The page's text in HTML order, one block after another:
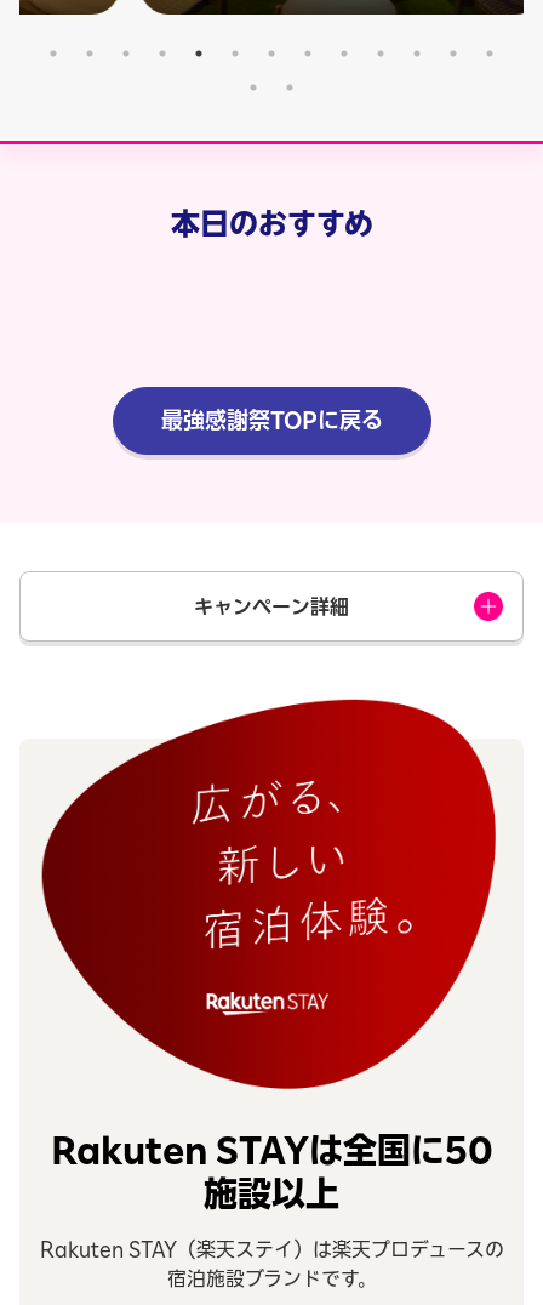
本日のおすすめ
最強感謝祭TOPに戻る
キャンペーン詳細
※上限に達したため配布
キャンペーン期間
2026年7月15日(水) 10:00 ~ 2026年7月27日(月) 9:59
2026年7月15日(水) チェックイン ~ 2026年9月30日
(水) チェックアウト
・2026年7月15日チェックインから2026年9月30日チ
ェックアウトまでの宿泊
Rakuten STAYは全国に50
施設以上
Rakuten STAY（楽天ステイ）は楽天プロデュースの
宿泊施設ブランドです。